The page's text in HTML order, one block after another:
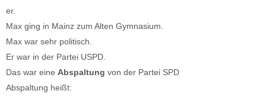
er.
Max ging in Mainz zum Alten Gymnasium.
Max war sehr politisch.
Er war in der Partei USPD.
Das war eine Abspaltung von der Partei SPD
Abspaltung heißt: